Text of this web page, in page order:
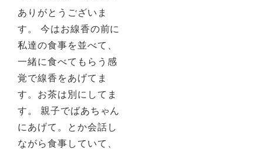
ありがとうございま
す。 今はお線香の前に
私達の食事を並べて、
一緒に食べてもらう感
覚で線香をあげてま
す。お茶は別にしてま
す。 親子でばあちゃん
にあげて。とか会話し
ながら食事していて、